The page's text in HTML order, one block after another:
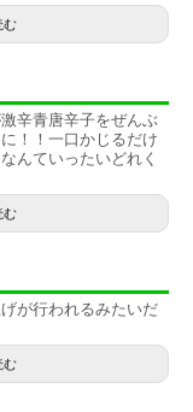
む
辛青唐辛子をぜんぶ
！！一口かじるだけ
んていったいどれく
む
が行われるみたいだ
む